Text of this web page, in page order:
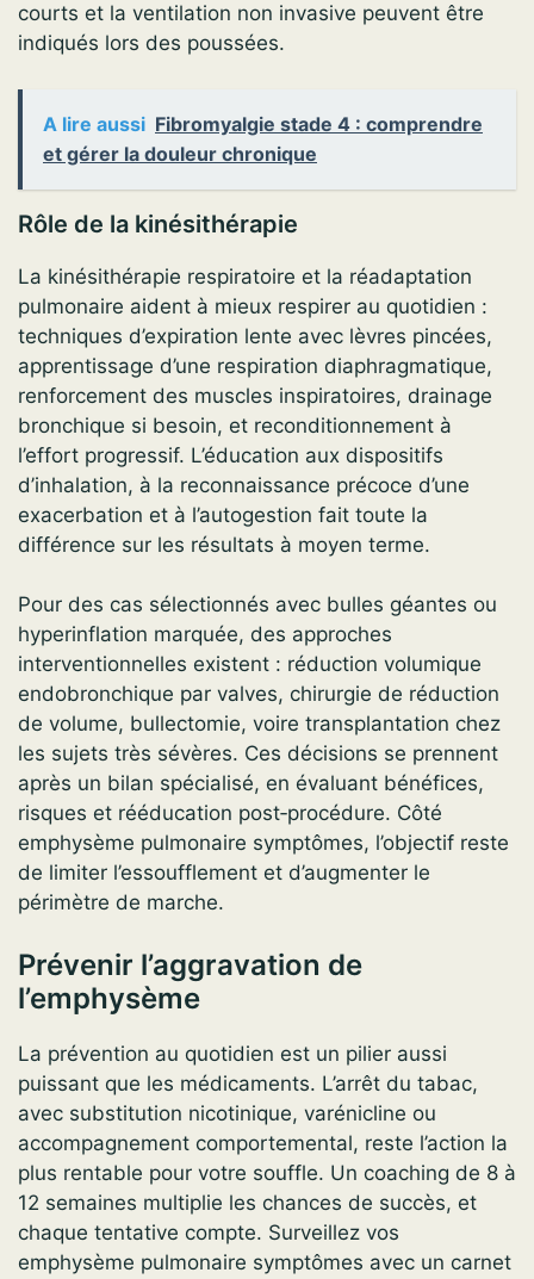
courts et la ventilation non invasive peuvent être
indiqués lors des poussées.
A lire aussi Fibromyalgie stade 4 : comprendre
et gérer la douleur chronique
Rôle de la kinésithérapie
La kinésithérapie respiratoire et la réadaptation
pulmonaire aident à mieux respirer au quotidien :
techniques d’expiration lente avec lèvres pincées,
apprentissage d’une respiration diaphragmatique,
renforcement des muscles inspiratoires, drainage
bronchique si besoin, et reconditionnement à
l’effort progressif. L’éducation aux dispositifs
d’inhalation, à la reconnaissance précoce d’une
exacerbation et à l’autogestion fait toute la
différence sur les résultats à moyen terme.
Pour des cas sélectionnés avec bulles géantes ou
hyperinflation marquée, des approches
interventionnelles existent : réduction volumique
endobronchique par valves, chirurgie de réduction
de volume, bullectomie, voire transplantation chez
les sujets très sévères. Ces décisions se prennent
après un bilan spécialisé, en évaluant bénéfices,
risques et rééducation post‑procédure. Côté
emphysème pulmonaire symptômes, l’objectif reste
de limiter l’essoufflement et d’augmenter le
périmètre de marche.
Prévenir l’aggravation de
l’emphysème
La prévention au quotidien est un pilier aussi
puissant que les médicaments. L’arrêt du tabac,
avec substitution nicotinique, varénicline ou
accompagnement comportemental, reste l’action la
plus rentable pour votre souffle. Un coaching de 8 à
12 semaines multiplie les chances de succès, et
chaque tentative compte. Surveillez vos
emphysème pulmonaire symptômes avec un carnet